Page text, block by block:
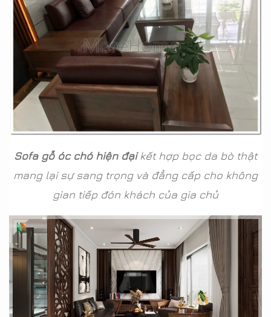
Sofa gỗ óc chó hiện đạikết hợp bọc da bò thật
mang lại sự sang trọng và đẳng cấp cho không
gian tiếp đón khách của gia chủ